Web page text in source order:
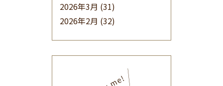
2026年3月 (31)
2026年2月 (32)
(32)